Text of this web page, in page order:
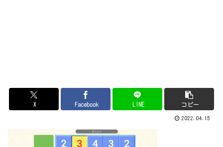
X Facebook LINE コピー
2022.04.15